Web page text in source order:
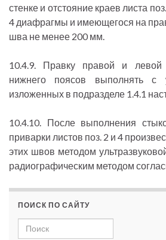
стенке и отстояние краев листа
4 диафрагмы и имеющегося на
шва не менее 200 мм.
10.4.9. Правку правой и левой
нижнего поясов выполнять с
изложенных в подразделе 1.4.1
10.4.10. После выполнения
приварки листов поз. 2 и 4
этих швов методом
радиографическим методом
ПОИСК ПО САЙТУ
Search for: